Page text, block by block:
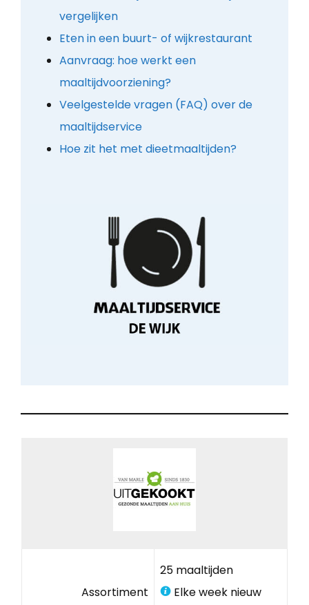
vergelijken
Eten in een buurt- of wijkrestaurant
Aanvraag: hoe werkt een
maaltijdvoorziening?
Veelgestelde vragen (FAQ) over de
maaltijdservice
Hoe zit het met dieetmaaltijden?
Assortiment
25 maaltijden
Elke week nieuw